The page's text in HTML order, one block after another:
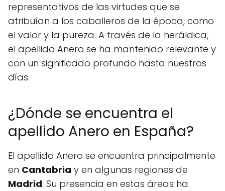
representativos de las virtudes que se
atribuían a los caballeros de la época, como
el valor y la pureza. A través de la heráldica,
el apellido Anero se ha mantenido relevante y
con un significado profundo hasta nuestros
días.
¿Dónde se encuentra el
apellido Anero en España?
El apellido Anero se encuentra principalmente
en Cantabria y en algunas regiones de
Madrid. Su presencia en estas áreas ha